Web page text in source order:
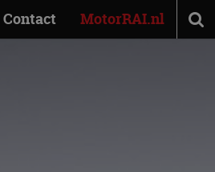
Contact MotorRAI.nl